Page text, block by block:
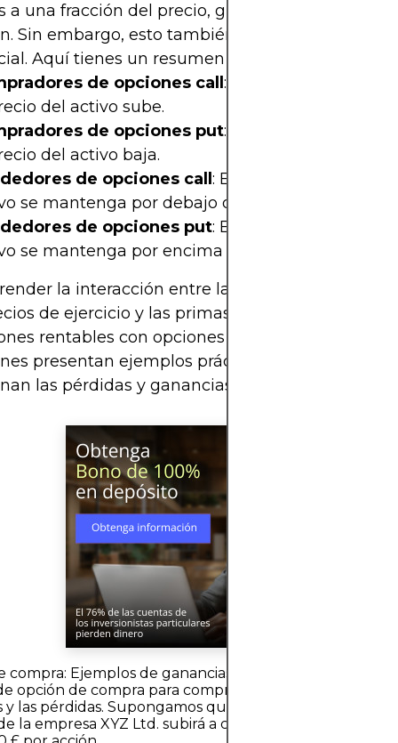
a una fracción del precio, gracias al
Sin embargo, esto también aumenta el riesgo
Aquí tienes un resumen rápido:
de opciones call : Obtienen
del activo sube.
de opciones put: Obtienen
del activo baja.
de opciones call : Esperan que el precio
se mantenga por debajo del precio de
de opciones put: Esperan que el precio
se mantenga por encima del precio de
la interacción entre las fluctuaciones de
de ejercicio y las primas es esencial para
rentables con opciones call y put. Las
presentan ejemplos prácticos para aclarar
las pérdidas y ganancias (P&L) en cada caso.
compra: Ejemplos de ganancias y
opción de compra para comprender cómo influyen
y las pérdidas. Supongamos que cree que el precio de
la empresa XYZ Ltd. subirá a corto plazo.